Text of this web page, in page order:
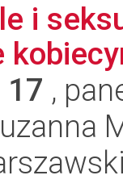
i
17 ,